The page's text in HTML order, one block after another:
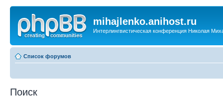
mihajlenko.anihost.ru
Интерлингвистическая конференция Николая
Список форумов
Поиск